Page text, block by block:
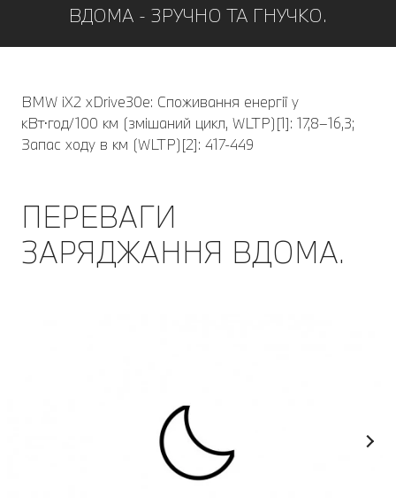
ВДОМА - ЗРУЧНО ТА ГНУЧКО.
BMW iX2 xDrive30e: Споживання енергії у
кВт⋅год/100 км (змішаний цикл, WLTP)[1]: 17,8–16,3;
Запас ходу в км (WLTP)[2]: 417-449
ПЕРЕВАГИ
ЗАРЯДЖАННЯ ВДОМА.